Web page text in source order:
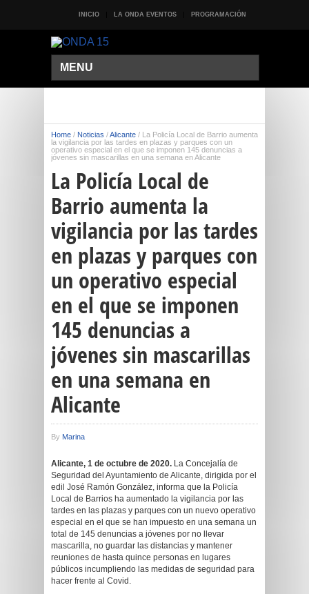
INICIO LA ONDA EVENTOS PROGRAMACIÓN
MENU
Home / Noticias /Alicante / La Policía Local de Barrio aumenta
la vigilancia por las tardes en plazas y parques con un
operativo especial en el que se imponen 145 denuncias a
jóvenes sin mascarillas en una semana en Alicante
La Policía Local de
Barrio aumenta la
vigilancia por las tardes
en plazas y parques con
un operativo especial
en el que se imponen
145 denuncias a
jóvenes sin mascarillas
en una semana en
Alicante
By Marina
Alicante, 1 de octubre de 2020. La Concejalía de
Seguridad del Ayuntamiento de Alicante, dirigida por el
edil José Ramón González, informa que la Policía
Local de Barrios ha aumentado la vigilancia por las
tardes en las plazas y parques con un nuevo operativo
especial en el que se han impuesto en una semana un
total de 145 denuncias a jóvenes por no llevar
mascarilla, no guardar las distancias y mantener
reuniones de hasta quince personas en lugares
públicos incumpliendo las medidas de seguridad para
hacer frente al Covid.